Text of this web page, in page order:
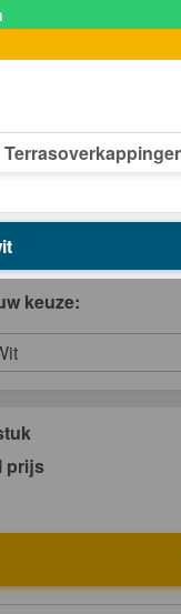
keuze:
prijs